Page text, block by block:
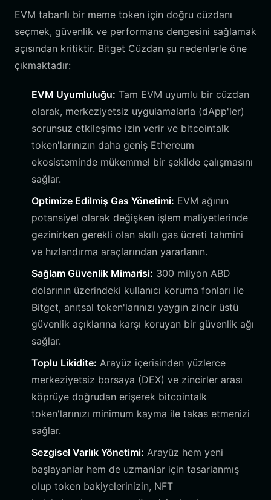
EVM tabanlı bir meme token için doğru cüzdanı
seçmek, güvenlik ve performans dengesini sağlamak
açısından kritiktir. Bitget Cüzdan şu nedenlerle öne
çıkmaktadır:
EVM Uyumluluğu: Tam EVM uyumlu bir cüzdan
olarak, merkeziyetsiz uygulamalarla (dApp'ler)
sorunsuz etkileşime izin verir ve bitcointalk
token'larınızın daha geniş Ethereum
ekosisteminde mükemmel bir şekilde çalışmasını
sağlar.
Optimize Edilmiş Gas Yönetimi: EVM ağının
potansiyel olarak değişken işlem maliyetlerinde
gezinirken gerekli olan akıllı gas ücreti tahmini
ve hızlandırma araçlarından yararlanın.
Sağlam Güvenlik Mimarisi: 300 milyon ABD
dolarının üzerindeki kullanıcı koruma fonları ile
Bitget, anıtsal token'larınızı yaygın zincir üstü
güvenlik açıklarına karşı koruyan bir güvenlik ağı
sağlar.
Toplu Likidite: Arayüz içerisinden yüzlerce
merkeziyetsiz borsaya (DEX) ve zincirler arası
köprüye doğrudan erişerek bitcointalk
token'larınızı minimum kayma ile takas etmenizi
sağlar.
Sezgisel Varlık Yönetimi: Arayüz hem yeni
başlayanlar hem de uzmanlar için tasarlanmış
olup token bakiyelerinizin, NFT